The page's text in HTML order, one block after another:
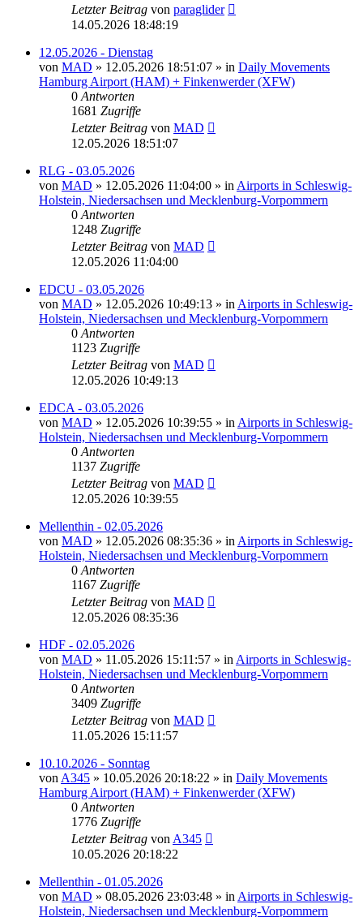
Letzter Beitrag von paraglider
14.05.2026 18:48:19
12.05.2026 - Dienstag
von MAD » 12.05.2026 18:51:07 » in Daily Movements
Hamburg Airport (HAM) + Finkenwerder (XFW)
0 Antworten
1681 Zugriffe
Letzter Beitrag von MAD
12.05.2026 18:51:07
RLG - 03.05.2026
von MAD » 12.05.2026 11:04:00 » in Airports in Schleswig-
Holstein, Niedersachsen und Mecklenburg-Vorpommern
0 Antworten
1248 Zugriffe
Letzter Beitrag von MAD
12.05.2026 11:04:00
EDCU - 03.05.2026
von MAD » 12.05.2026 10:49:13 » in Airports in Schleswig-
Holstein, Niedersachsen und Mecklenburg-Vorpommern
0 Antworten
1123 Zugriffe
Letzter Beitrag von MAD
12.05.2026 10:49:13
EDCA - 03.05.2026
von MAD » 12.05.2026 10:39:55 » in Airports in Schleswig-
Holstein, Niedersachsen und Mecklenburg-Vorpommern
0 Antworten
1137 Zugriffe
Letzter Beitrag von MAD
12.05.2026 10:39:55
Mellenthin - 02.05.2026
von MAD » 12.05.2026 08:35:36 » in Airports in Schleswig-
Holstein, Niedersachsen und Mecklenburg-Vorpommern
0 Antworten
1167 Zugriffe
Letzter Beitrag von MAD
12.05.2026 08:35:36
HDF - 02.05.2026
von MAD » 11.05.2026 15:11:57 » in Airports in Schleswig-
Holstein, Niedersachsen und Mecklenburg-Vorpommern
0 Antworten
3409 Zugriffe
Letzter Beitrag von MAD
11.05.2026 15:11:57
10.10.2026 - Sonntag
von A345 » 10.05.2026 20:18:22 » in Daily Movements
Hamburg Airport (HAM) + Finkenwerder (XFW)
0 Antworten
1776 Zugriffe
Letzter Beitrag von A345
10.05.2026 20:18:22
Mellenthin - 01.05.2026
von MAD » 08.05.2026 23:03:48 » in Airports in Schleswig-
Holstein, Niedersachsen und Mecklenburg-Vorpommern